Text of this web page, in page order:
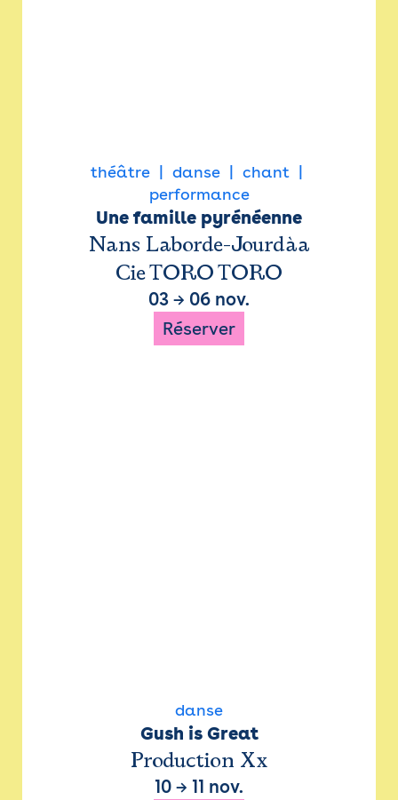
théâtre danse
chant
performance
Une famille pyrénéenne
Nans Laborde-Jourdàa
Cie TORO TORO
03 → 06 nov.
Réserver
danse
Gush is Great
Production Xx
10 → 11 nov.